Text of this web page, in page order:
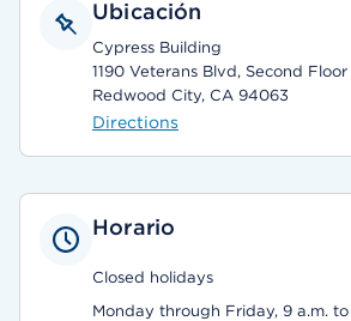
Ubicación
Cypress Building
1190 Veterans Blvd, Second Floor
Redwood City, CA 94063
Directions
Horario
Closed holidays
Monday through Friday, 9 a.m. to